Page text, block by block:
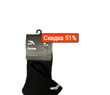
Скидка 51%